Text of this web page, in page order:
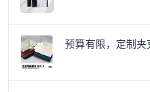
预算有限，定制